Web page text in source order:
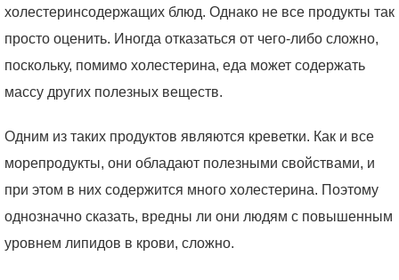
холестеринсодержащих блюд. Однако не все продукты так
просто оценить. Иногда отказаться от чего-либо сложно,
поскольку, помимо холестерина, еда может содержать
массу других полезных веществ.
Одним из таких продуктов являются креветки. Как и все
морепродукты, они обладают полезными свойствами, и
при этом в них содержится много холестерина. Поэтому
однозначно сказать, вредны ли они людям с повышенным
уровнем липидов в крови, сложно.